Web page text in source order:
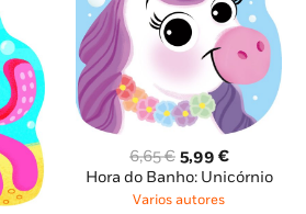
6,65€ O
preço
original
5,99 €O
preço
Hora do Banho: Unicórnio
Varios autores